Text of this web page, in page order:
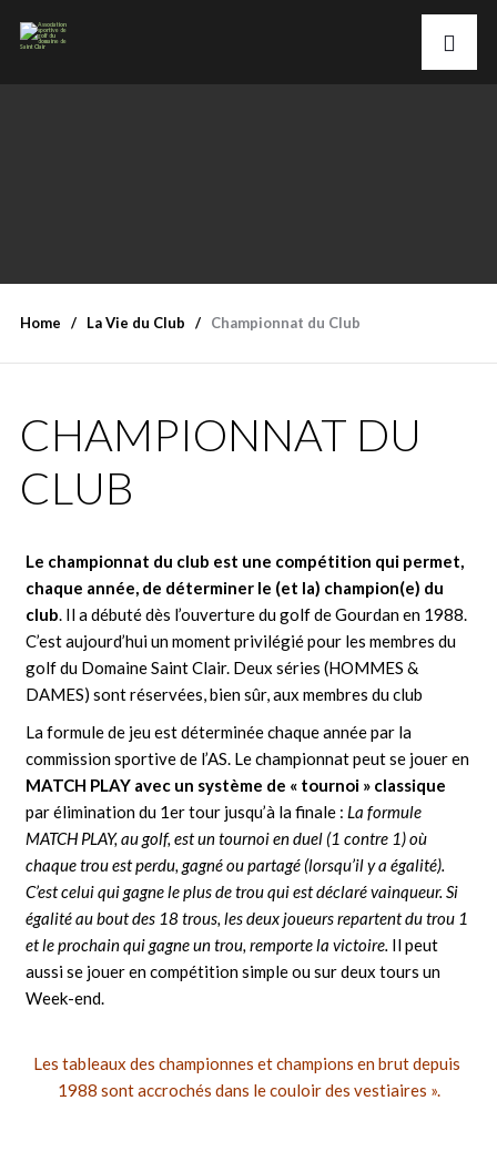
Home La Vie du Club Championnat du Club
CHAMPIONNAT DU
CLUB
Le championnat du club est une compétition qui permet,
chaque année, de déterminer le (et la) champion(e) du
club. Il a débuté dès l’ouverture du golf de Gourdan en 1988.
C’est aujourd’hui un moment privilégié pour les membres du
golf du Domaine Saint Clair. Deux séries (HOMMES &
DAMES) sont réservées, bien sûr, aux membres du club
La formule de jeu est déterminée chaque année par la
commission sportive de l’AS. Le championnat peut se jouer en
MATCH PLAY avec un système de « tournoi » classique
par élimination du 1er tour jusqu’à la finale : La formule
MATCH PLAY, au golf, est un tournoi en duel (1 contre 1) où
chaque trou est perdu, gagné ou partagé (lorsqu’il y a égalité).
C’est celui qui gagne le plus de trou qui est déclaré vainqueur. Si
égalité au bout des 18 trous, les deux joueurs repartent du trou 1
et le prochain qui gagne un trou, remporte la victoire. Il peut
aussi se jouer en compétition simple ou sur deux tours un
Week-end.
Les tableaux des championnes et champions en brut depuis
1988 sont accrochés dans le couloir des vestiaires ».